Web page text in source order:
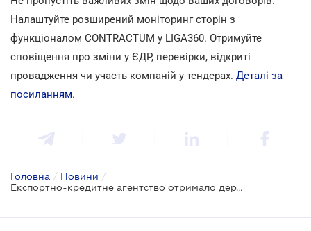
Налаштуйте розширений моніторинг сторін з
функціоналом CONTRACTUM у LIGA360. Отримуйте
сповіщення про зміни у ЄДР, перевірки, відкриті
провадження чи участь компаній у тендерах. Деталі за
посиланням.
Головна / Новини /
Експортно-кредитне агентство отримало державні гарантії для забезпечення виконання боргових зобов'язань